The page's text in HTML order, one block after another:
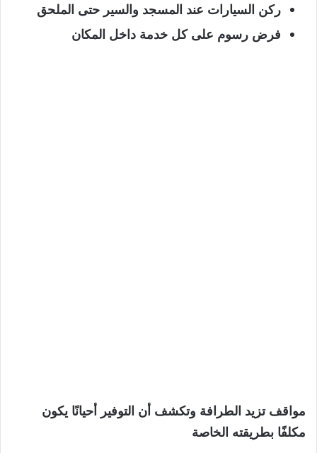
ركن السيارات عند المسجد والسير حتى الملحق
فرض رسوم على كل خدمة داخل المكان
مواقف تزيد الطرافة وتكشف أن التوفير أحيانًا يكون
مكلفًا بطريقته الخاصة